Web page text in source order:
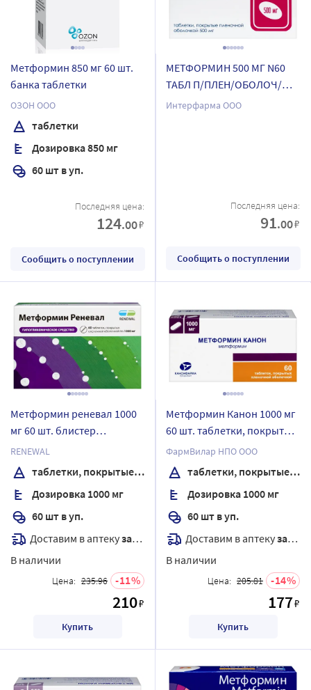
Метформин 850 мг 60 шт.
банка таблетки
ОЗОН ООО
таблетки
Дозировка 850 мг
60 шт в уп.
Последняя цена:
124.00₽
Сообщить о поступлении
МЕТФОРМИН 500 МГ N60
ТАБЛ П/ПЛЕН/ОБОЛОЧ/
БЛИСТЕР/ИНТЕРФАРМА/
Интерфарма ООО
Последняя цена:
91.00₽
Сообщить о поступлении
Метформин реневал 1000
мг 60 шт. блистер
таблетки, покрытые
пленочной оболочкой
RENEWAL
таблетки, покрытые пленочной оболочкой
Дозировка 1000 мг
60 шт в уп.
Доставим в аптекузавтра
В наличии
Цена: 235.96 11
210₽
Купить
Метформин Канон 1000 мг
60 шт. таблетки, покрытые
пленочной оболочкой
ФармВилар НПО ООО
таблетки, покрытые пленочной оболочкой
Дозировка 1000 мг
60 шт в уп.
Доставим в аптекузавтра
В наличии
Цена: 205.81 14
177₽
Купить